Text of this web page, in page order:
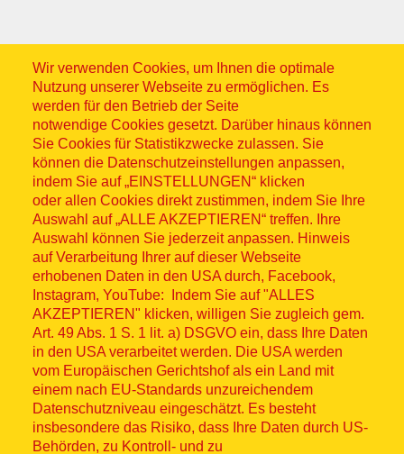
Wir verwenden Cookies, um Ihnen die optimale
Nutzung unserer Webseite zu ermöglichen. Es
werden für den Betrieb der Seite
notwendige Cookies gesetzt. Darüber hinaus können
Sie Cookies für Statistikzwecke zulassen. Sie
können die Datenschutzeinstellungen anpassen,
indem Sie auf „EINSTELLUNGEN“ klicken
oder allen Cookies direkt zustimmen, indem Sie Ihre
Auswahl auf „ALLE AKZEPTIEREN“ treffen. Ihre
Auswahl können Sie jederzeit anpassen. Hinweis
auf Verarbeitung Ihrer auf dieser Webseite
erhobenen Daten in den USA durch, Facebook,
Instagram, YouTube: Indem Sie auf "ALLES
AKZEPTIEREN" klicken, willigen Sie zugleich gem.
Art. 49 Abs. 1 S. 1 lit. a) DSGVO ein, dass Ihre Daten
in den USA verarbeitet werden. Die USA werden
vom Europäischen Gerichtshof als ein Land mit
einem nach EU-Standards unzureichendem
Datenschutzniveau eingeschätzt. Es besteht
insbesondere das Risiko, dass Ihre Daten durch US-
Behörden, zu Kontroll- und zu
Sitemap
© ASB 2026
Fußzeilenmenü
Impressum
Datenschutz
Kontakt
Hinweisgebersystem